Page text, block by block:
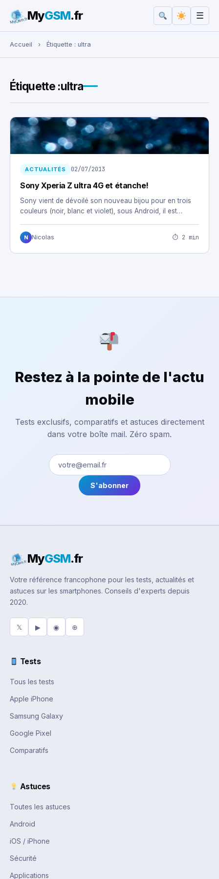
Rechercher :
MyGSM.fr ☰
Accueil › Étiquette : ultra
Étiquette :ultra
ACTUALITÉS 02/07/2013
Sony Xperia Z ultra 4G et étanche!
Sony vient de dévoilé son nouveau bijou pour en trois
couleurs (noir, blanc et violet), sous Android, il est…
N Nicolas ⏱ 2 min
Restez à la pointe de l'actu
mobile
Tests exclusifs, comparatifs et astuces directement
dans votre boîte mail. Zéro spam.
S'abonner
MyGSM.fr
Votre référence francophone pour les tests, actualités et
astuces sur les smartphones. Conseils d'experts depuis
2020.
𝕏 ▶ ◉ ⊕
Tests
Tous les tests
Apple iPhone
Samsung Galaxy
Google Pixel
Comparatifs
Astuces
Toutes les astuces
Android
iOS / iPhone
Sécurité
Applications